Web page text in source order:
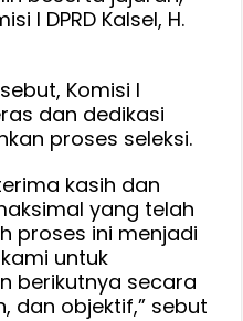
Komitmen
I DPRD Kalsel, H.
Komisi I
dan dedikasi
proses seleksi.
kasih dan
yang telah
proses ini menjadi
untuk
berikutnya secara
dan objektif,” sebut